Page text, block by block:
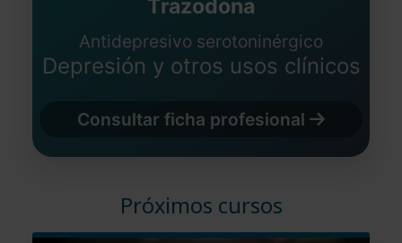
Trazodona
Antidepresivo serotoninérgico
Depresión y otros usos clínicos
Consultar ficha profesional
Próximos cursos